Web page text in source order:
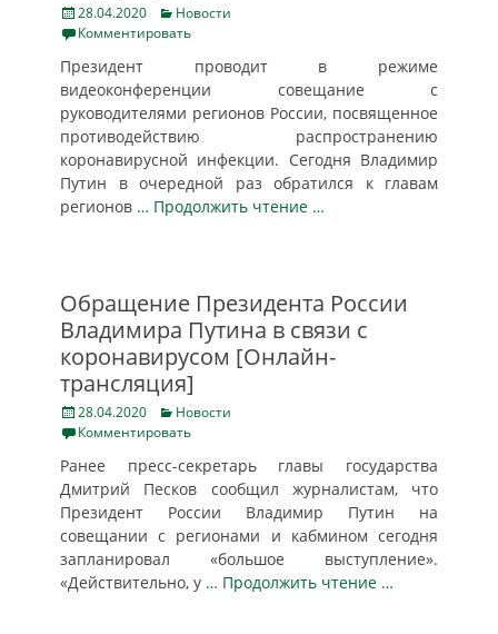
Posted
on
28.04.2020 Categories
Новости
Комментировать
Президент проводит в режиме
видеоконференции совещание с
руководителями регионов России, посвященное
противодействию распространению
коронавирусной инфекции. Сегодня Владимир
Путин в очередной раз обратился к главам
регионов … Продолжить чтение …
Обращение Президента России
Владимира Путина в связи с
коронавирусом [Онлайн-
трансляция]
Posted
on
28.04.2020 Categories
Новости
Комментировать
Ранее пресс-секретарь главы государства
Дмитрий Песков сообщил журналистам, что
Президент России Владимир Путин на
совещании с регионами и кабмином сегодня
запланировал «большое выступление».
«Действительно, у … Продолжить чтение …